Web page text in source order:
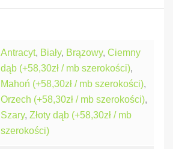
Antracyt, Biały, Brązowy, Ciemny
dąb (+58,30zł / mb szerokości),
Mahoń (+58,30zł / mb szerokości),
Orzech (+58,30zł / mb szerokości),
Szary, Złoty dąb (+58,30zł / mb
szerokości)